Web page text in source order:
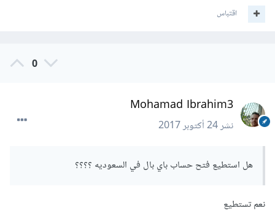
اقتباس
0
Mohamad Ibrahim3
نشر24 أكتوبر 2017
هل استطيع فتح حساب باي بال في السعوديه ؟؟؟؟
نعم تستطيع